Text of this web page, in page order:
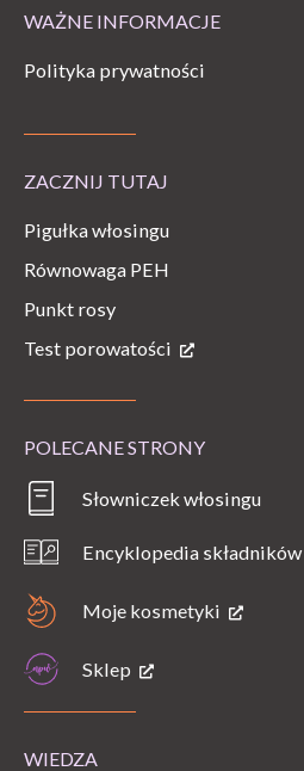
WAŻNE INFORMACJE
Polityka prywatności
ZACZNIJ TUTAJ
Pigułka włosingu
Równowaga PEH
Punkt rosy
Test porowatości
POLECANE STRONY
Słowniczek włosingu
Encyklopedia składników
Moje kosmetyki
Sklep
WIEDZA